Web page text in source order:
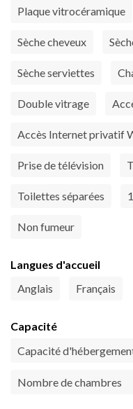
Plaque vitrocéramique
Sèche cheveux
Sèche serviettes
Double vitrage
Accès Internet privatif
Prise de télévision
Toilettes séparées
Non fumeur
Langues d'accueil
Anglais
Français
Capacité
Capacité
Nombre de chambres